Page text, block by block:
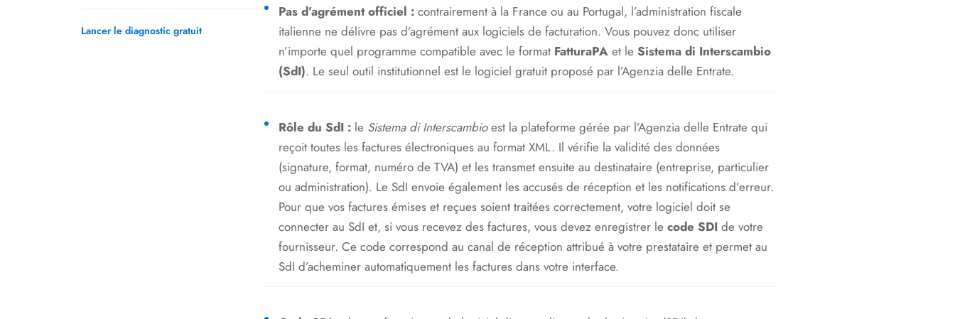
Lancer le diagnostic gratuit
Pas d’agrément officiel : contrairement à la France ou au Portugal, l’administration fiscale
italienne ne délivre pas d’agrément aux logiciels de facturation. Vous pouvez donc utiliser
n’importe quel programme compatible avec le format FatturaPA et le Sistema di Interscambio
(SdI). Le seul outil institutionnel est le logiciel gratuit proposé par l’Agenzia delle Entrate.
Rôle du SdI : le Sistema di Interscambioest la plateforme gérée par l’Agenzia delle Entrate qui
reçoit toutes les factures électroniques au format XML. Il vérifie la validité des données
(signature, format, numéro de TVA) et les transmet ensuite au destinataire (entreprise, particulier
ou administration). Le SdI envoie également les accusés de réception et les notifications d’erreur.
Pour que vos factures émises et reçues soient traitées correctement, votre logiciel doit se
connecter au SdI et, si vous recevez des factures, vous devez enregistrer le code SDI de votre
fournisseur. Ce code correspond au canal de réception attribué à votre prestataire et permet au
SdI d’acheminer automatiquement les factures dans votre interface.